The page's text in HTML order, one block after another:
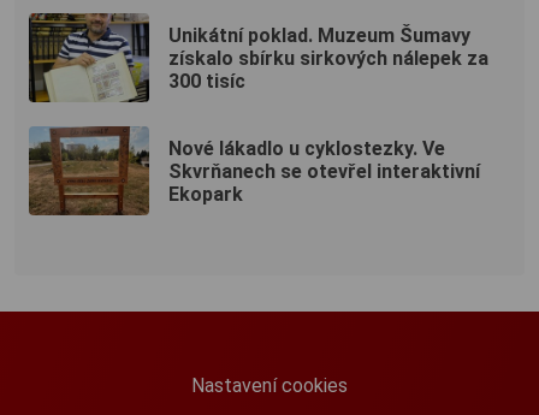
Unikátní poklad. Muzeum Šumavy
získalo sbírku sirkových nálepek za
300 tisíc
Nové lákadlo u cyklostezky. Ve
Skvrňanech se otevřel interaktivní
Ekopark
Nastavení cookies